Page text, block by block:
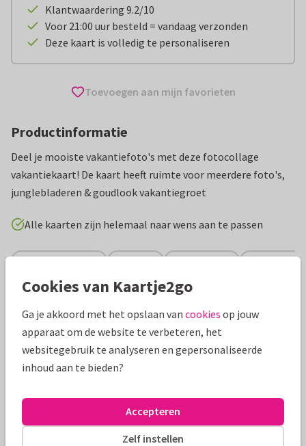
Klantwaardering 9.2/10
Voor 21:00 uur besteld = vandaag verzonden
Deze kaart is volledig te personaliseren
Toevoegen aan mijn favorieten
Productinformatie
Deel je mooiste vakantiefoto's met deze fotocollage
vakantiekaart! De kaart heeft ruimte voor meerdere foto's,
junglebladeren & goudlook vakantiegroet
Alle kaarten zijn helemaal naar wens aan te passen
Vakantiekaarten AnoukS Griekenland Groeten
Papiersoort: Kies uit 6 luxe papiersoorten
Envelop: Witte vensterenvelop
Adres: Achterop de kaart
Formaten
Cookies van Kaartje2go
Ga je akkoord met het opslaan van cookies op jouw
apparaat om de website te verbeteren, het
websitegebruik te analyseren en gepersonaliseerde
inhoud aan te bieden?
Zelf instellen
Accepteren